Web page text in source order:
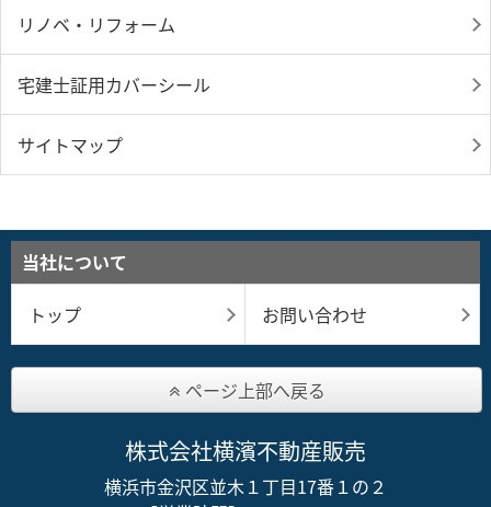
リノベ・リフォーム
宅建士証用カバーシール
サイトマップ
当社について
トップ
お問い合わせ
ページ上部へ戻る
株式会社横濱不動産販売
横浜市金沢区並木１丁目17番１の２